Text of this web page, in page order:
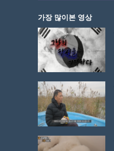
가장 많이본 영상